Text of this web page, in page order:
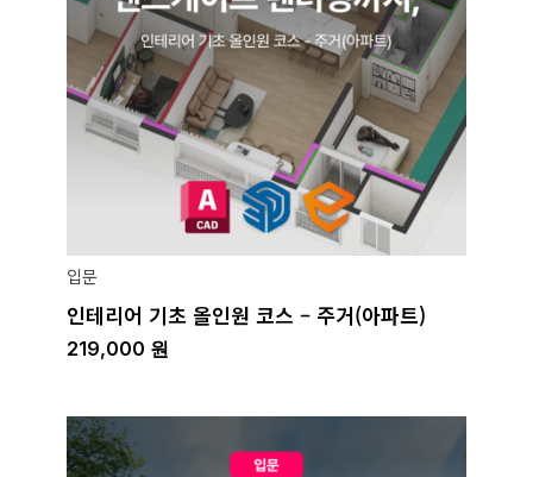
입문
인테리어 기초 올인원 코스 – 주거(아파트)
219,000 원